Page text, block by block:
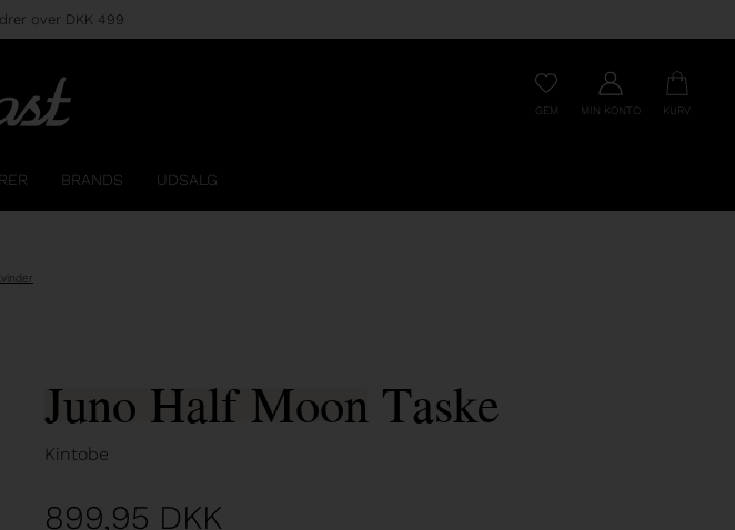
over DKK 499
GEM MIN KONTO KURV
BRANDS UDSALG
Juno Half Moon Taske
Kintobe
899,95 DKK